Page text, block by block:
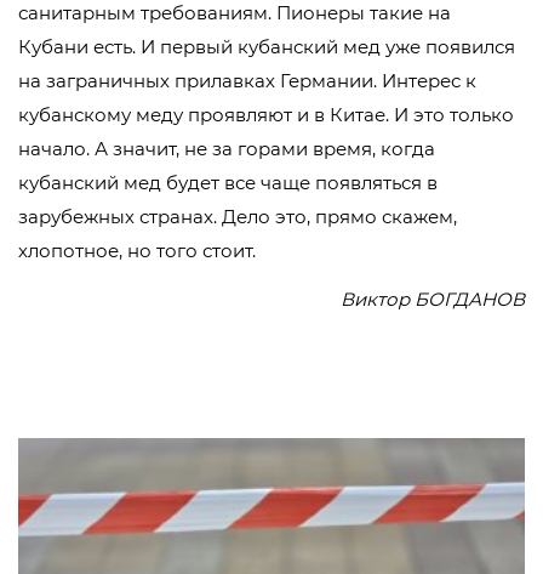
санитарным требованиям. Пионеры такие на
Кубани есть. И первый кубанский мед уже появился
на заграничных прилавках Германии. Интерес к
кубанскому меду проявляют и в Китае. И это только
начало. А значит, не за горами время, когда
кубанский мед будет все чаще появляться в
зарубежных странах. Дело это, прямо скажем,
хлопотное, но того стоит.
Виктор БОГДАНОВ